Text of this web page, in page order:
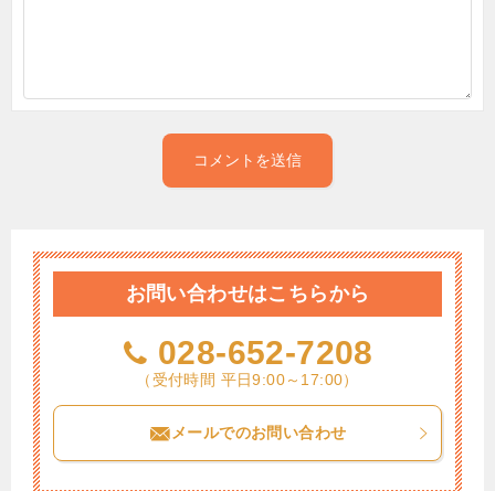
お問い合わせはこちらから
028-652-7208
（受付時間 平日9:00～17:00）
メールでのお問い合わせ